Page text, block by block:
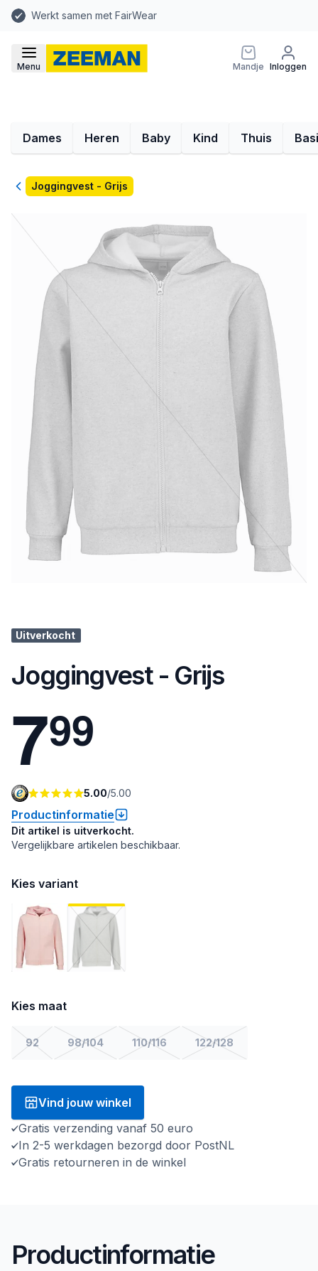
Werkt samen met FairWear
Menu Mandje Inloggen
Dames Heren Baby Kind Thuis
TerugJoggingvest - Grijs
Uitverkocht
Joggingvest - Grijs
799
5.00/5.00
Productinformatie
Dit artikel is uitverkocht.
Vergelijkbare artikelen beschikbaar.
Kies variant
Kies maat
92 98/104 110/116 122/128
Vind jouw winkel
Gratis verzending vanaf 50 euro
In 2-5 werkdagen bezorgd door PostNL
Gratis retourneren in de winkel
Productinformatie